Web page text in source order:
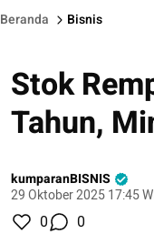
Beranda Bisnis
Stok
Tahun,
kumparanBISNIS
29 Oktober 2025 17:45
0 0